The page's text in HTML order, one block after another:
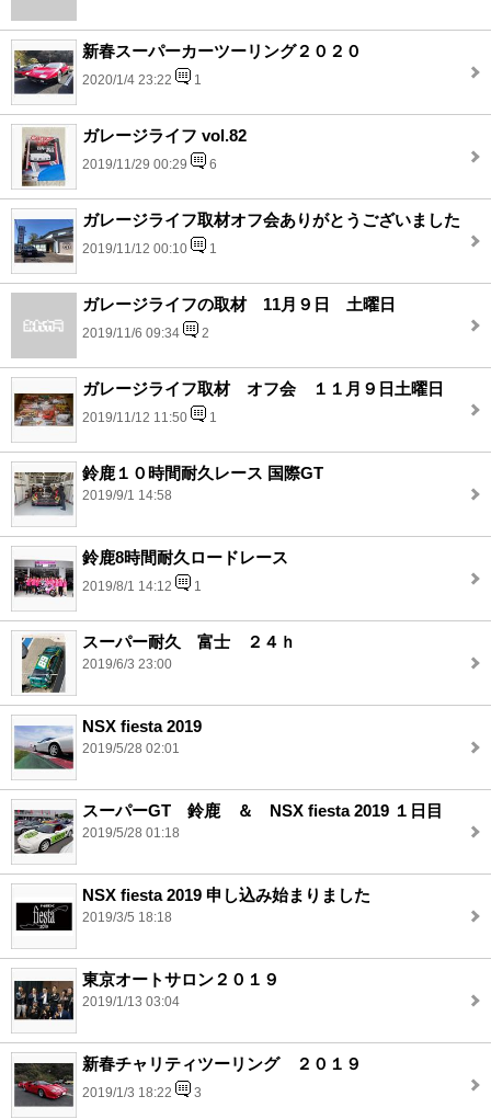
新春スーパーカーツーリング２０２０
2020/1/4 23:22 1
ガレージライフ vol.82
2019/11/29 00:29 6
ガレージライフ取材オフ会ありがとうございました
2019/11/12 00:10 1
ガレージライフの取材 11月９日 土曜日
2019/11/6 09:34 2
ガレージライフ取材 オフ会 １１月９日土曜日
2019/11/12 11:50 1
鈴鹿１０時間耐久レース 国際GT
2019/9/1 14:58
鈴鹿8時間耐久ロードレース
2019/8/1 14:12 1
スーパー耐久 富士 ２４ｈ
2019/6/3 23:00
NSX fiesta 2019
2019/5/28 02:01
スーパーGT 鈴鹿 ＆ NSX fiesta 2019 １日目
2019/5/28 01:18
NSX fiesta 2019 申し込み始まりました
2019/3/5 18:18
東京オートサロン２０１９
2019/1/13 03:04
新春チャリティツーリング ２０１９
2019/1/3 18:22 3